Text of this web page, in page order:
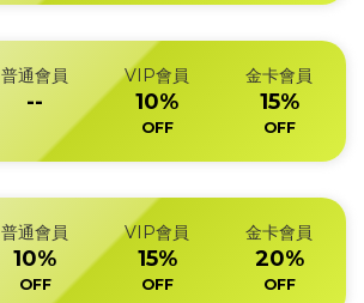
普通會員
--
VIP會員
10%
OFF
金卡會員
15%
OFF
普通會員
10%
OFF
VIP會員
15%
OFF
金卡會員
20%
OFF